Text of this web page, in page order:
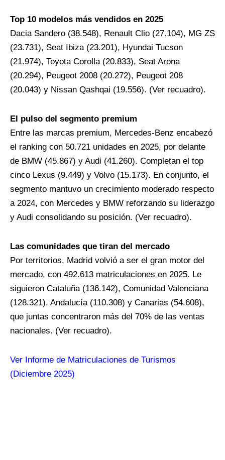
Top 10 modelos más vendidos en 2025
Dacia Sandero (38.548), Renault Clio (27.104), MG ZS
(23.731), Seat Ibiza (23.201), Hyundai Tucson
(21.974), Toyota Corolla (20.833), Seat Arona
(20.294), Peugeot 2008 (20.272), Peugeot 208
(20.043) y Nissan Qashqai (19.556). (Ver recuadro).
El pulso del segmento premium
Entre las marcas premium, Mercedes-Benz encabezó
el ranking con 50.721 unidades en 2025, por delante
de BMW (45.867) y Audi (41.260). Completan el top
cinco Lexus (9.449) y Volvo (15.173). En conjunto, el
segmento mantuvo un crecimiento moderado respecto
a 2024, con Mercedes y BMW reforzando su liderazgo
y Audi consolidando su posición. (Ver recuadro).
Las comunidades que tiran del mercado
Por territorios, Madrid volvió a ser el gran motor del
mercado, con 492.613 matriculaciones en 2025. Le
siguieron Cataluña (136.142), Comunidad Valenciana
(128.321), Andalucía (110.308) y Canarias (54.608),
que juntas concentraron más del 70% de las ventas
nacionales. (Ver recuadro).
Ver Informe de Matriculaciones de Turismos
(Diciembre 2025)